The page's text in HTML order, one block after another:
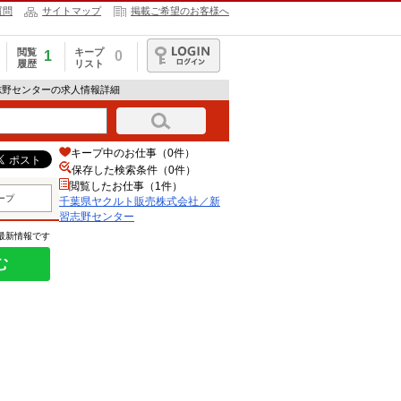
問 サイトマップ 掲載ご希望のお客様へ
閲覧
履歴
1
キープ
リスト
0
ログイン
センターの求人情報詳細
プ
新情報です
キープ中のお仕事（0件）
保存した検索条件（0件）
閲覧したお仕事（1件）
千葉県ヤクルト販売株式会社／新
習志野センター